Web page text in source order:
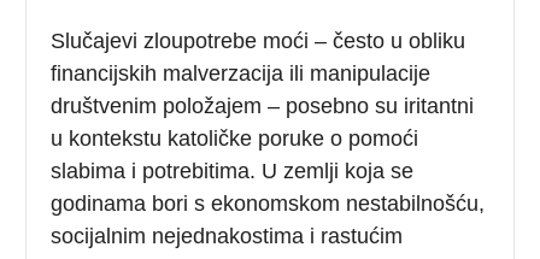
Slučajevi zloupotrebe moći – često u obliku
financijskih malverzacija ili manipulacije
društvenim položajem – posebno su iritantni
u kontekstu katoličke poruke o pomoći
slabima i potrebitima. U zemlji koja se
godinama bori s ekonomskom nestabilnošću,
socijalnim nejednakostima i rastućim